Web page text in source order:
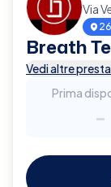
Via
Breath
Vedi altre
Prima
-